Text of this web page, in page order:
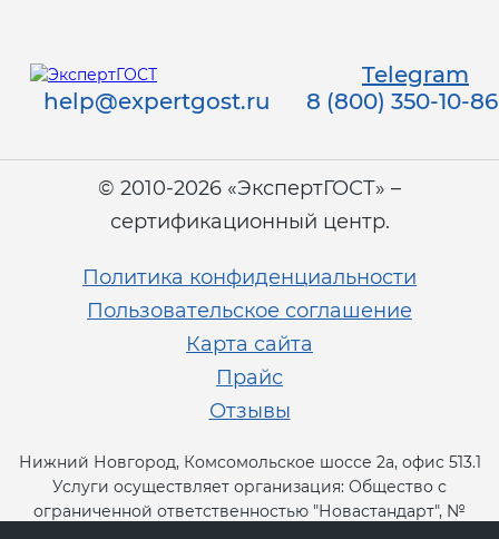
Telegram
help@expertgost.ru
8 (800) 350-10-86
© 2010-2026 «ЭкспертГОСТ» –
сертификационный центр.
Политика конфиденциальности
Пользовательское соглашение
Карта сайта
Прайс
Отзывы
Нижний Новгород, Комсомольское шоссе 2а, офис 513.1
Услуги осуществляет организация: Общество с
ограниченной ответственностью "Новастандарт", №
электромагнитной
совместимости (ТР ТС 020)
(ТР ТС 007)
промышленности (ТР ТС 017)
Сертификация промышленного
оборудования (ТР ТС 010)
Сертификация средств
индивидуальной защиты (ТР ТС